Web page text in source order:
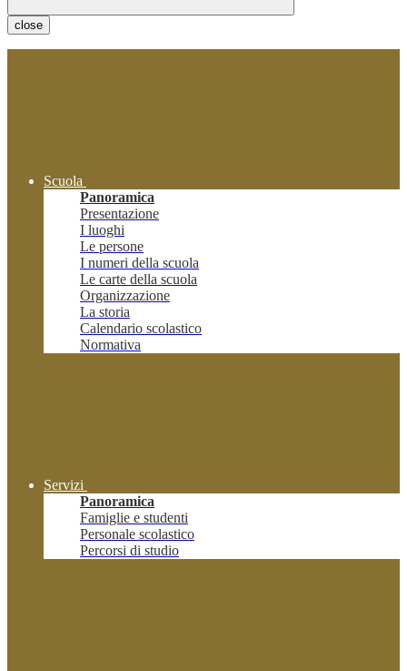
close
Scuola
Panoramica
Presentazione
I luoghi
Le persone
I numeri della scuola
Le carte della scuola
Organizzazione
La storia
Calendario scolastico
Normativa
Servizi
Panoramica
Famiglie e studenti
Personale scolastico
Percorsi di studio